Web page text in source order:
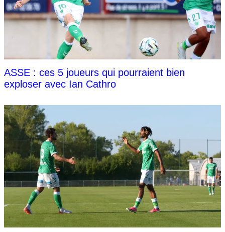
ASSE : ces 5 joueurs qui pourraient bien
exploser avec Ian Cathro